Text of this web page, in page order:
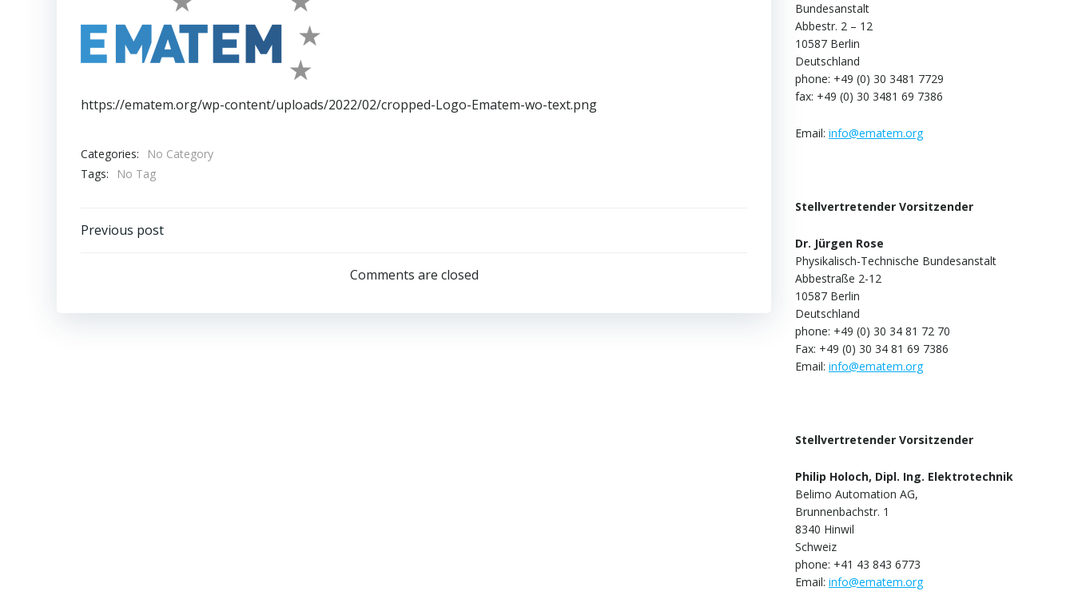
https://ematem.org/wp-content/uploads/2022/02/cropped-Logo-Ematem-wo-text.png
Categories:
No Category
Tags:
No Tag
Post
Previous post
Comments are closed
Bundesanstalt
Abbestr. 2 – 12
10587 Berlin
Deutschland
phone: +49 (0) 30 3481 7729
fax: +49 (0) 30 3481 69 7386
Email: info@ematem.org
Stellvertretender Vorsitzender
Dr. Jürgen Rose
Physikalisch-Technische Bundesanstalt
Abbestraße 2-12
10587 Berlin
Deutschland
phone: +49 (0) 30 34 81 72 70
Fax: +49 (0) 30 34 81 69 7386
Email: info@ematem.org
Stellvertretender Vorsitzender
Philip Holoch, Dipl. Ing. Elektrotechnik
Belimo Automation AG,
Brunnenbachstr. 1
8340 Hinwil
Schweiz
phone: +41 43 843 6773
Email: info@ematem.org